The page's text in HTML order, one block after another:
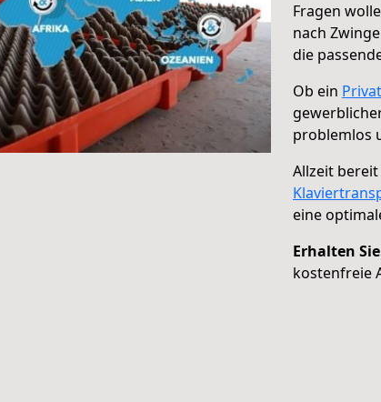
Fragen
nach
die
Ob ein
problemlos
Allzeit
eine
Erhalten
kostenfreie